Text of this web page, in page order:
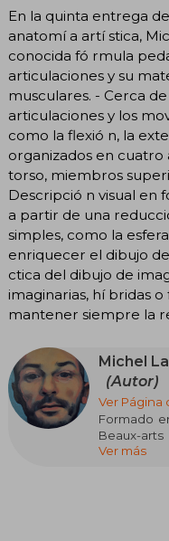
En la quinta entrega
anatomí a artí stica,
conocida fó rmula
articulaciones y su
musculares. - Cerca
articulaciones y los
como la flexió n, la
organizados en cuatro
torso, miembros
Descripció n visual en
a partir de una
simples, como la
enriquecer el dibujo
ctica del dibujo de
imaginarias, hí bridas
mantener siempre la
Michel
(Autor)
Ver Página
Formado
Beaux-
Ver más